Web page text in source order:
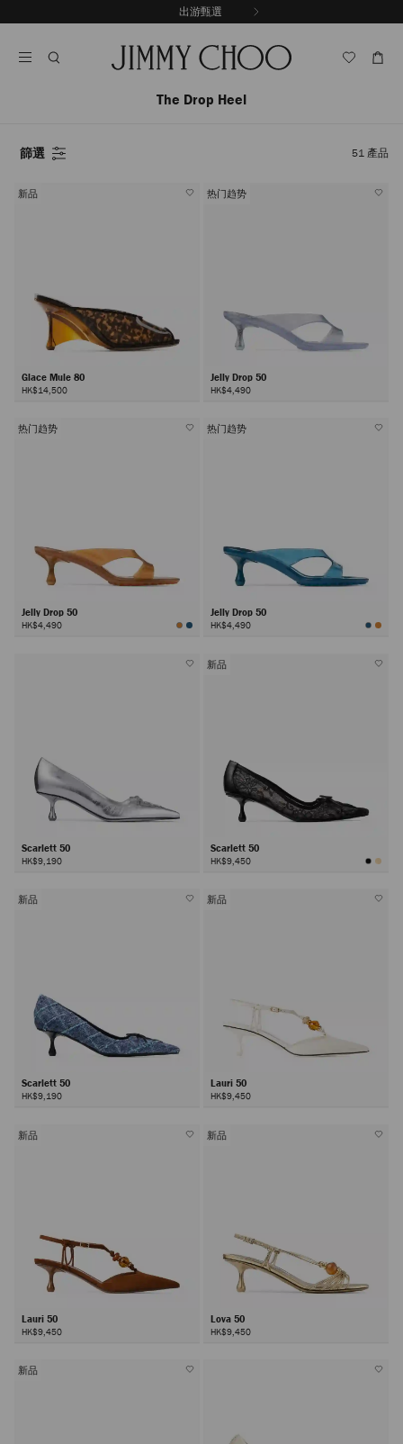
至
出游甄選
The Drop Heel
篩選 51 產品
新品
Glace Mule 80
HK$14,500
热门趋势
Jelly Drop 50
HK$4,490
热门趋势
Jelly Drop 50
HK$4,490
热门趋势
Jelly Drop 50
HK$4,490
Scarlett 50
HK$9,190
新品
Scarlett 50
HK$9,450
新品
Scarlett 50
HK$9,190
新品
Lauri 50
HK$9,450
新品
Lauri 50
HK$9,450
新品
Lova 50
HK$9,450
新品